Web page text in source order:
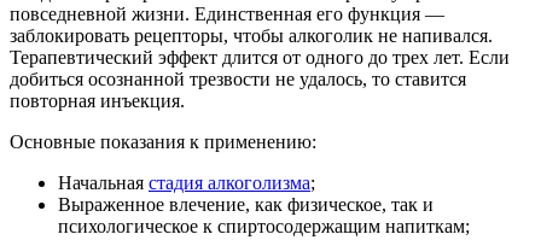
повседневной жизни. Единственная его функция —
заблокировать рецепторы, чтобы алкоголик не напивался.
Терапевтический эффект длится от одного до трех лет. Если
добиться осознанной трезвости не удалось, то ставится
повторная инъекция.
Основные показания к применению:
Начальная стадия алкоголизма;
Выраженное влечение, как физическое, так и
психологическое к спиртосодержащим напиткам;